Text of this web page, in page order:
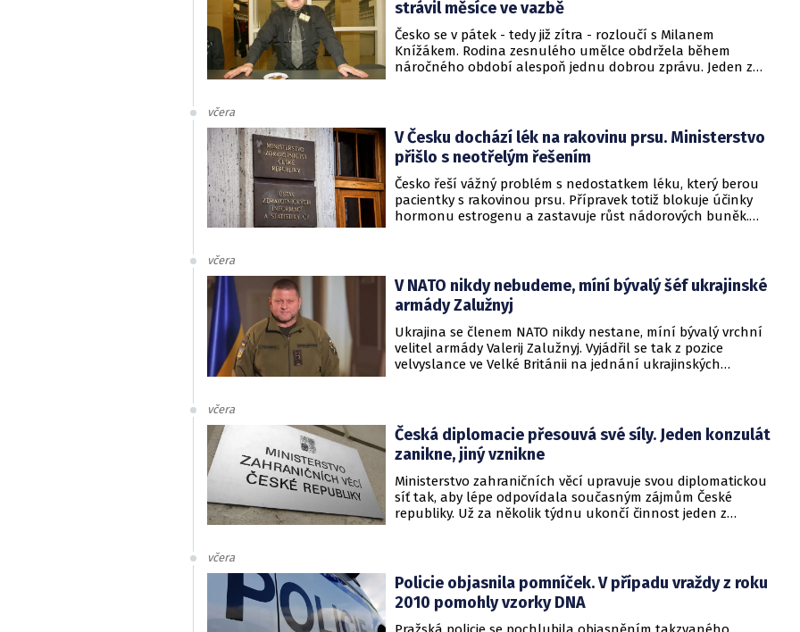
strávil měsíce ve vazbě
Česko se v pátek - tedy již zítra - rozloučí s Milanem
Knížákem. Rodina zesnulého umělce obdržela během
náročného období alespoň jednu dobrou zprávu. Jeden z
včera
V Česku dochází lék na rakovinu prsu. Ministerstvo
přišlo s neotřelým řešením
Česko řeší vážný problém s nedostatkem léku, který berou
pacientky s rakovinou prsu. Přípravek totiž blokuje účinky
hormonu estrogenu a zastavuje růst nádorových buněk.
včera
V NATO nikdy nebudeme, míní bývalý šéf ukrajinské
armády Zalužnyj
Ukrajina se členem NATO nikdy nestane, míní bývalý vrchní
velitel armády Valerij Zalužnyj. Vyjádřil se tak z pozice
velvyslance ve Velké Británii na jednání ukrajinských
včera
Česká diplomacie přesouvá své síly. Jeden konzulát
zanikne, jiný vznikne
Ministerstvo zahraničních věcí upravuje svou diplomatickou
síť tak, aby lépe odpovídala současným zájmům České
republiky. Už za několik týdnu ukončí činnost jeden z
včera
Policie objasnila pomníček. V případu vraždy z roku
2010 pomohly vzorky DNA